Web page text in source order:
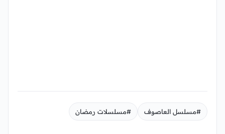
#مسلسل العاصوف #مسلسلات رمضان